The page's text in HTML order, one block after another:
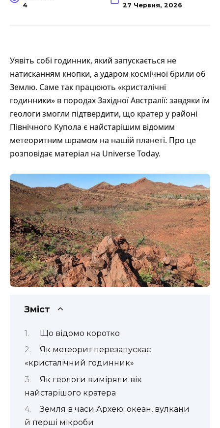
4 27 Червня, 2026
Уявіть собі годинник, який запускається не
натисканням кнопки, а ударом космічної брили об
Землю. Саме так працюють «кристалічні
годинники» в породах Західної Австралії: завдяки їм
геологи змогли підтвердити, що кратер у районі
Північного Купола є найстарішим відомим
метеоритним шрамом на нашій планеті. Про це
розповідає матеріал на Universe Today.
Зміст
Що відомо коротко
Як метеорит перезапускає
«кристалічний годинник»
Як геологи виміряли вік
найстарішого кратера
Земля в часи Архею: океан, вулкани
й перші мікроби